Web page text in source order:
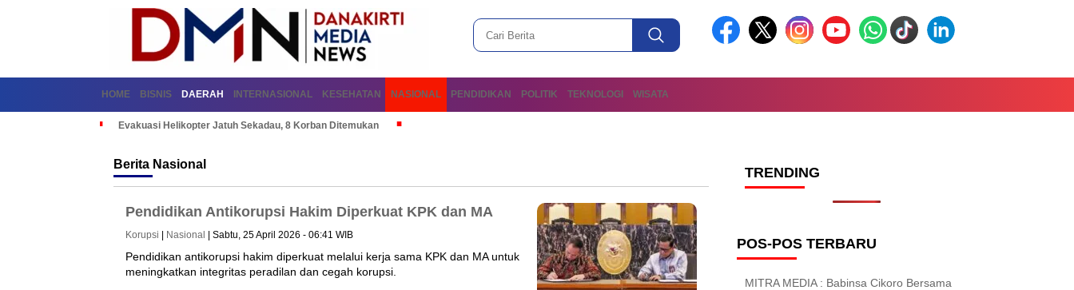
HOME BISNIS DAERAH INTERNASIONAL KESEHATAN NASIONAL PENDIDIKAN POLITIK TEKNOLOGI WISATA
Evakuasi Helikopter Jatuh Sekadau, 8 Korban Ditemukan
Berita Nasional
Pendidikan Antikorupsi Hakim Diperkuat KPK dan MA
Korupsi Nasional | Sabtu, 25 April 2026 - 06:41 WIB
Pendidikan antikorupsi hakim diperkuat melalui kerja sama KPK dan MA untuk
meningkatkan integritas peradilan dan cegah korupsi.
TRENDING
POS-POS TERBARU
MITRA MEDIA : Babinsa Cikoro Bersama